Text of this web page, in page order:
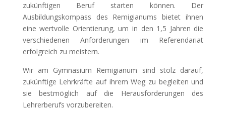
zukünftigen Beruf starten können. Der
Ausbildungskompass des Remigianums bietet ihnen
eine wertvolle Orientierung, um in den 1,5 Jahren die
verschiedenen Anforderungen im Referendariat
erfolgreich zu meistern.
Wir am Gymnasium Remigianum sind stolz darauf,
zukünftige Lehrkräfte auf ihrem Weg zu begleiten und
sie bestmöglich auf die Herausforderungen des
Lehrerberufs vorzubereiten.